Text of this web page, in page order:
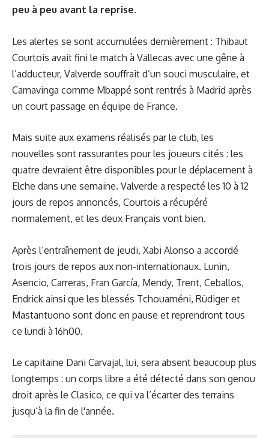
peu à peu avant la reprise.
Les alertes se sont accumulées dernièrement : Thibaut
Courtois avait fini le match à Vallecas avec une gêne à
l’adducteur, Valverde souffrait d’un souci musculaire, et
Camavinga comme Mbappé sont rentrés à Madrid après
un court passage en équipe de France.
Mais suite aux examens réalisés par le club, les
nouvelles sont rassurantes pour les joueurs cités : les
quatre devraient être disponibles pour le déplacement à
Elche dans une semaine. Valverde a respecté les 10 à 12
jours de repos annoncés, Courtois a récupéré
normalement, et les deux Français vont bien.
Après l’entraînement de jeudi, Xabi Alonso a accordé
trois jours de repos aux non-internationaux. Lunin,
Asencio, Carreras, Fran García, Mendy, Trent, Ceballos,
Endrick ainsi que les blessés Tchouaméni, Rüdiger et
Mastantuono sont donc en pause et reprendront tous
ce lundi à 16h00.
Le capitaine Dani Carvajal, lui, sera absent beaucoup plus
longtemps : un corps libre a été détecté dans son genou
droit après le Clasico, ce qui va l’écarter des terrains
jusqu’à la fin de l'année.